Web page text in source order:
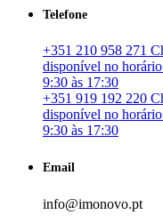
Telefone
+351 210 958 271
disponível no
9:30 às 17:30
+351 919 192 220
disponível no
9:30 às 17:30
Email
info@imonovo.pt